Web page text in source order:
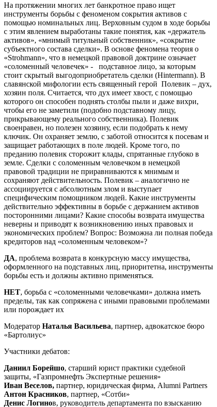
На протяжении многих лет банкротное право ищет
инструменты борьбы с феноменом сокрытия активов с
помощью номинальных лиц. Верховным судом в ходе борьбы
с этим явлением выработаны такие понятия, как «держатель
активов», «мнимый титульный собственник», «сокрытие
субъектного состава сделки». В основе феномена теория о
«Strohmann», что в немецкой правовой доктрине означает
«соломенный человечек» - подставное лицо, за которым
стоит скрытый выгодоприобретатель сделки (Hintermann). В
славянской мифологии есть священный герой Полевик – дух,
хозяин поля. Считается, что дух имеет хвост, с помощью
которого он способен поднять столбы пыли и даже вихри,
чтобы его не заметили (подобно подставному лицу,
прикрывающему реального собственника). Полевик
своенравен, но полезен хозяину, если подобрать к нему
ключик. Он охраняет землю, с заботой относится к посевам и
защищает работающих в поле людей. Кроме того, по
преданию полевик сторожит клады, спрятанные глубоко в
земле. Сделки с соломенным человечком в немецкой
правовой традиции не приравниваются к мнимым и
сохраняют действительность. Полевик – аналогично не
ассоциируется с абсолютным злом и выступает
специфическим помощником людей. Какие инструменты
действительно эффективны в борьбе с держанием активов
посторонними лицами? Какие способы возврата имущества
неверны и приводят к возникновению иных правовых и
экономических проблем? Вопрос: Возможна ли полная победа
кредиторов над «соломенным человеком»?
ДА, проблема возврата в конкурсную массу имущества,
оформленного на подставных лиц, приоритетна, инструменты
борьбы есть и должны активно применяться.
НЕТ, борьба с «соломенными человечками» должна иметь
пределы, так как сопряжена с иными правовыми проблемами
или порождает их
Модератор Наталья Васильева, партнер, адвокатское бюро
«Бартолиус»
Участники дебатов:
Даниил Борейшо, старший юрист практики судебной
защиты, «Газпромнефть Экспертные решения»
Иван Веселов, партнер, юридическая фирма, Alumni Partners
Антон Красников, партнер, «Сотби»
Денис Логинов, руководитель департамента по взысканию